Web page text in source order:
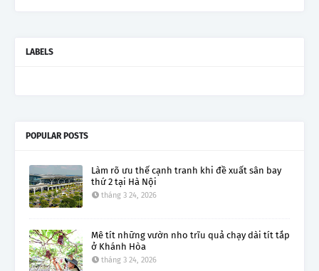
LABELS
POPULAR POSTS
Làm rõ ưu thế cạnh tranh khi đề xuất sân bay
thứ 2 tại Hà Nội
tháng 3 24, 2026
Mê tít những vườn nho trĩu quả chạy dài tít tắp
ở Khánh Hòa
tháng 3 24, 2026